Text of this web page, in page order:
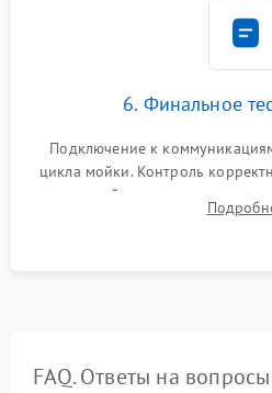
6. Финальное
Подключение к
цикла мойки. Контроль
до нужной температуры,
штатного слива и
FAQ. Ответы на вопросы